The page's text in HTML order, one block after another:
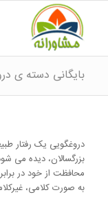
بایگانی دسته ی
دروغگویی یک رفتار
بزرگسالان، دیده می
محافظت از خود در
به صورت کلامی،